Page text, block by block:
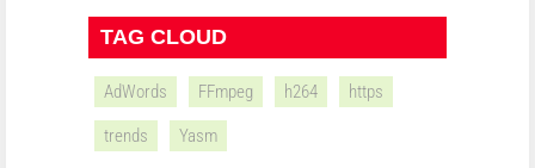
TAG CLOUD
AdWords FFmpeg h264 https
trends Yasm